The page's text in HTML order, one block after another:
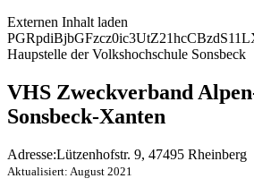
Externen Inhalt laden
Haupstelle der Volkshochschule Sonsbeck
VHS Zweckverband
Sonsbeck-Xanten
Adresse:Lützenhofstr. 9, 47495 Rheinberg
Aktualisiert: August 2021